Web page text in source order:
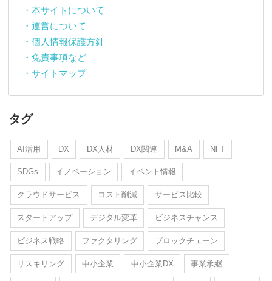
・本サイトについて
・運営について
・個人情報保護方針
・免責事項など
・サイトマップ
タグ
AI活用 DX DX人材 DX関連 M&A NFT
SDGs イノベーション イベント情報
クラウドサービス コスト削減 サービス比較
スタートアップ デジタル変革 ビジネスチャンス
ビジネス戦略 ファクタリング ブロックチェーン
リスキリング 中小企業 中小企業DX 事業承継